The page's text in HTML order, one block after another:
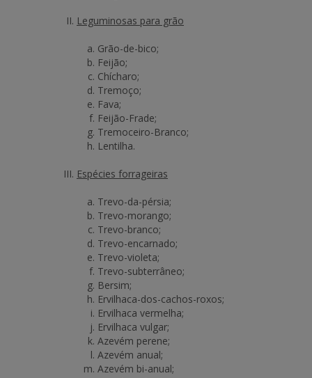
Leguminosas para grão
Grão-de-bico;
Feijão;
Chícharo;
Tremoço;
Fava;
Feijão-Frade;
Tremoceiro-Branco;
Lentilha.
Espécies forrageiras
Trevo-da-pérsia;
Trevo-morango;
Trevo-branco;
Trevo-encarnado;
Trevo-violeta;
Trevo-subterrâneo;
Bersim;
Ervilhaca-dos-cachos-roxos;
Ervilhaca vermelha;
Ervilhaca vulgar;
Azevém perene;
Azevém anual;
Azevém bi-anual;